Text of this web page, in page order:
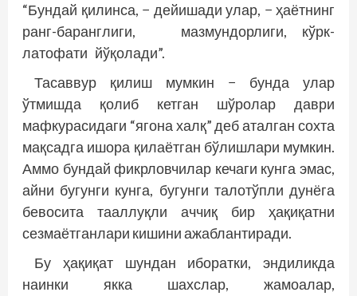
“Бундай қилинса, − дейишади улар, − ҳаётнинг
ранг-баранглиги, мазмундорлиги, кўрк-
латофати йўқолади”.
Тасаввур қилиш мумкин − бунда улар
ўтмишда қолиб кетган шўролар даври
мафкурасидаги “ягона халқ” деб аталган сохта
мақсадга ишора қилаётган бўлишлари мумкин.
Аммо бундай фикрловчилар кечаги кунга эмас,
айни бугунги кунга, бугунги талотўпли дунёга
бевосита тааллуқли аччиқ бир ҳақиқатни
сезмаётганлари кишини ажаблантиради.
Бу ҳақиқат шундан иборатки, эндиликда
наинки якка шахслар, жамоалар,